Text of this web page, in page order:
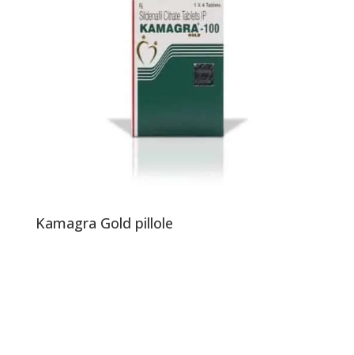
Kamagra Gold pillole